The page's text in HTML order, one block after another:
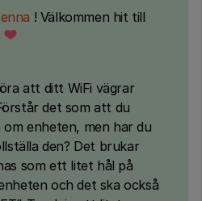
! Välkommen hit till
att ditt WiFi vägrar
det som att du
enheten, men har du
den? Det brukar
som ett litet hål på
och det ska också